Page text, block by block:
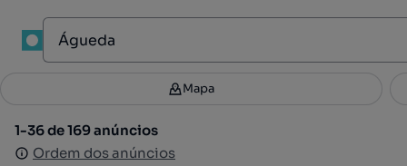
Filtros 2
1-36 de 169 anúncios
Ordem dos anúncios
Mapa
1-36 de 169 anúncios
Ordem dos anúncios